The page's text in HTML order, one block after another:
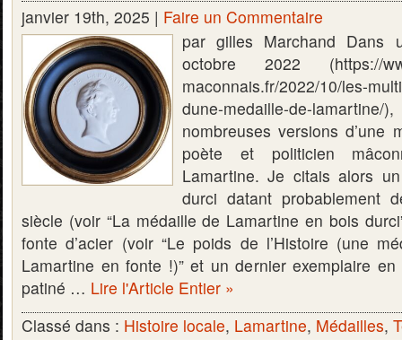
janvier 19th, 2025 | Faire un Commentaire
par gilles Marchand Dans
octobre 2022 (https://
maconnais.fr/2022/10/les-
dune-medaille-de-
nombreuses versions d’une
poète et politicien
Lamartine. Je citais alors
durci datant probablement
siècle (voir “La médaille de Lamartine en bois
fonte d’acier (voir “Le poids de l’Histoire (une
Lamartine en fonte !)” et un dernier exemplaire
patiné … Lire l'Article Entier »
Classé dans : Histoire locale, Lamartine, Médailles,